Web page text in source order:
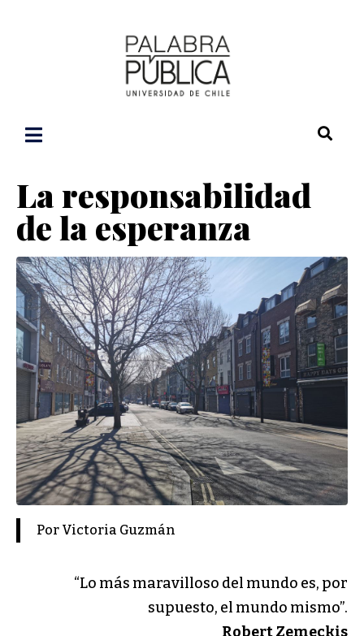
La responsabilidad
de la esperanza
Por Victoria Guzmán
“Lo más maravilloso del mundo es, por
supuesto, el mundo mismo”.
Robert Zemeckis